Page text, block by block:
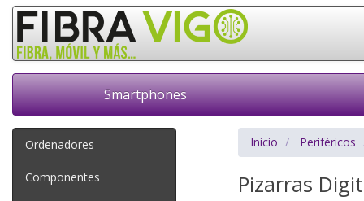
Smartphones
Ordenadores
Componentes
Inicio Periféricos
Pizarras